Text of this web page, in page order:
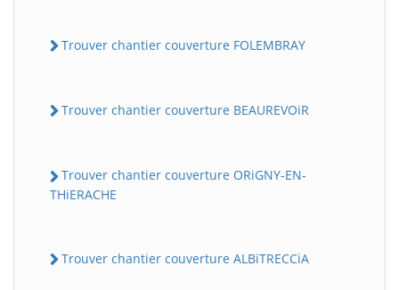
Trouver chantier couverture FOLEMBRAY
Trouver chantier couverture BEAUREVOiR
Trouver chantier couverture ORiGNY-EN-
THiERACHE
Trouver chantier couverture ALBiTRECCiA